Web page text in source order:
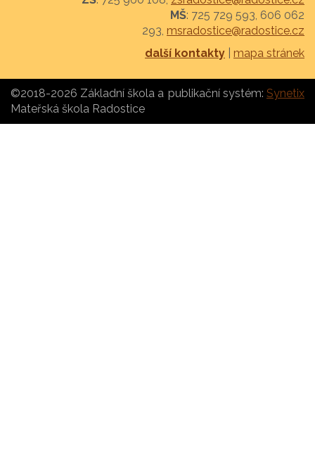
MŠ: 725 729 593, 606 062
293, msradostice@radostice.cz
další kontakty
mapa stránek
publikační systém: Synetix
©2018-2026 Základní škola a
Mateřská škola Radostice